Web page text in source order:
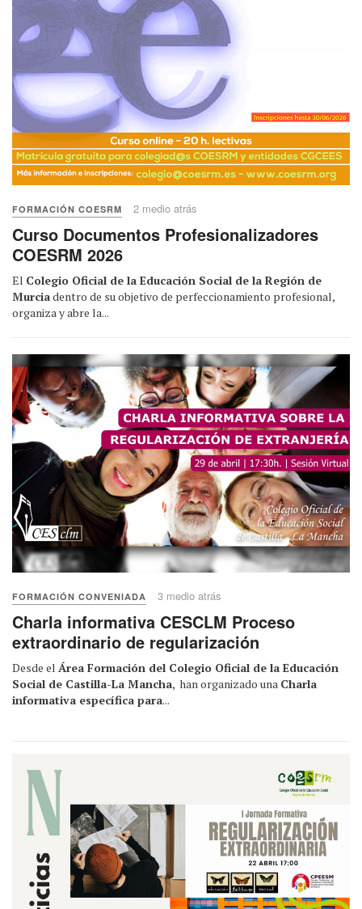
FORMACIÓN COESRM 2 medio atrás
Curso Documentos Profesionalizadores
COESRM 2026
El Colegio Oficial de la Educación Social de la Región de
Murciadentro de su objetivo de perfeccionamiento profesional,
organiza y abre la...
FORMACIÓN CONVENIADA 3 medio atrás
Charla informativa CESCLM Proceso
extraordinario de regularización
Desde el Área Formación del Colegio Oficial de la Educación
Social de Castilla-La Mancha, han organizado una Charla
informativa específica para...